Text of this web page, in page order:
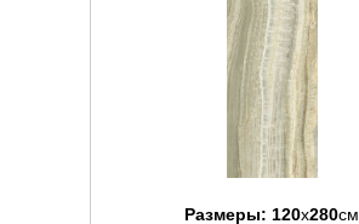
Размеры: 120x280см